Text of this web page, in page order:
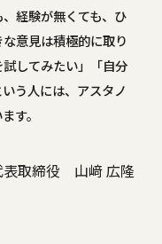
経験が無くても、ひ
意見は積極的に取り
してみたい」「自分
う人には、アスタノ
す。
表取締役 山﨑 広隆